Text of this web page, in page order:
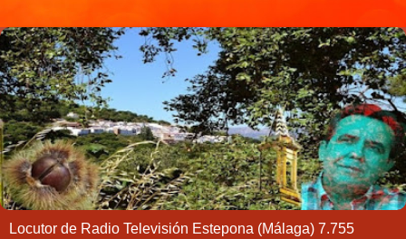
Locutor de Radio Televisión Estepona (Málaga) 7.755